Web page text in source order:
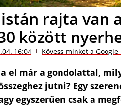
rajta van
között
16:04 Kövess minket a Google
el már a gondolattal,
jutni? Egy
egyszerűen csak a